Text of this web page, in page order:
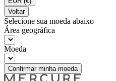
Voltar
Selecione sua moeda abaixo
Área geográfica
Moeda
Confirmar minha moeda